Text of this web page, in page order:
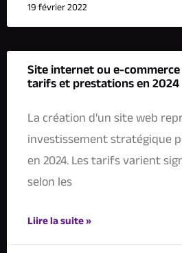
19 février 2022
Site internet ou e-
tarifs et prestations en 2024
La création d'un site web
investissement stratégique
en 2024. Les tarifs varient
selon les
Liire la suite »